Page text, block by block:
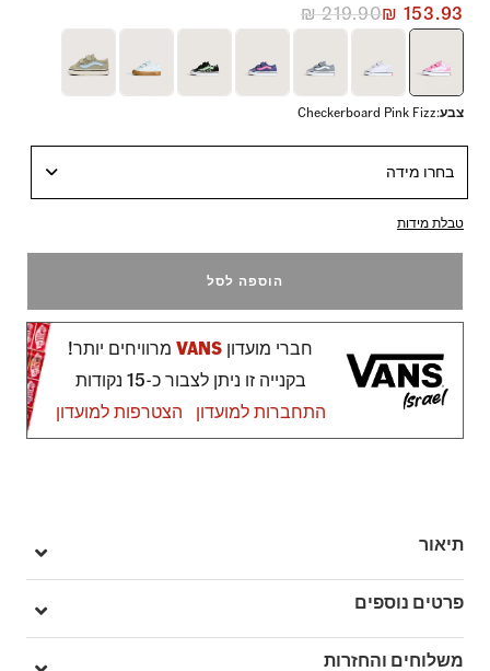
₪219.90₪ 153.93
צבע:
Checkerboard Pink Fizz
בחרו מידה
טבלת מידות
הוספה לסל
חברי מועדון VANSמרוויחים יותר!
בקנייה זו ניתן לצבור כ-15 נקודות
התחברות למועדון
הצטרפות למועדון
תיאור
Sidestripe האייקונית שלנו, כשהן מחליפות את השרוכים המסורתיים
בשני סגירות סקוץ' נוחות, יחד עם עיצוב של החלק העליון המוכר
והאהוב, הנעל הזו שומרת על המראה הקלאסי של המקור, תוך שהן
פרטים נוספים
מק"ט: V00CTGFRQ
משלוחים והחזרות